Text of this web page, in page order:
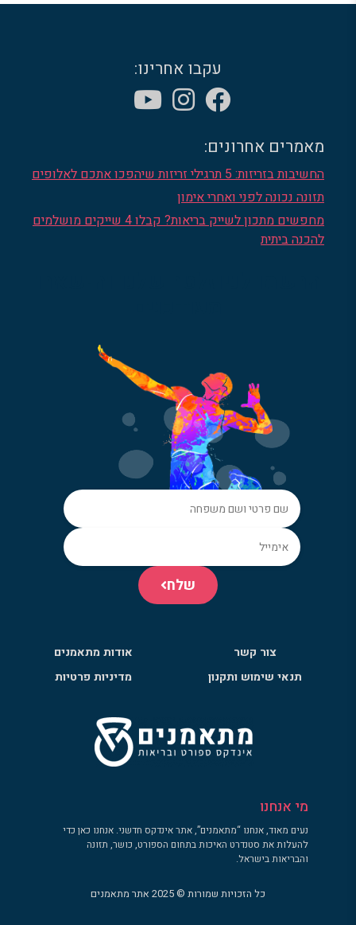
עקבו אחרינו:
מאמרים אחרונים:
החשיבות בזריזות: 5 תרגילי זריזות שיהפכו אתכם לאלופים
תזונה נכונה לפני ואחרי אימון
מחפשים מתכון לשייק בריאות? קבלו 4 שייקים מושלמים
להכנה ביתית
שלח
צור קשר
אודות מתאמנים
תנאי שימוש ותקנון
מדיניות פרטיות
מי אנחנו
נעים מאוד, אנחנו “מתאמנים”, אתר אינדקס חדשני. אנחנו כאן כדי
להעלות את סטנדרט האיכות בתחום הספורט, כושר, תזונה
והבריאות בישראל.
כל הזכויות שמורות © 2025 אתר מתאמנים